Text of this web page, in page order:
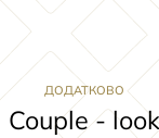
ДОДАТКОВО
Couple - look